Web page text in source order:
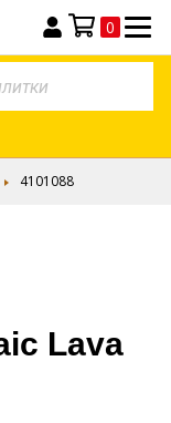
Моя корзина
0
4101088
Lava